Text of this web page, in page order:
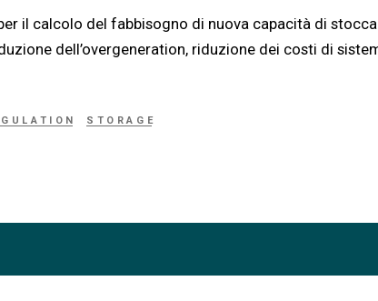
il calcolo del fabbisogno di nuova capacità di
dell’overgeneration, riduzione dei costi di
STORAGE